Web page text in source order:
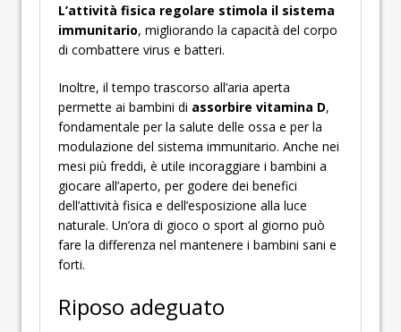
L’attività fisica regolare stimola il sistema
immunitario, migliorando la capacità del corpo
di combattere virus e batteri.
Inoltre, il tempo trascorso all’aria aperta
permette ai bambini di assorbire vitamina D,
fondamentale per la salute delle ossa e per la
modulazione del sistema immunitario. Anche nei
mesi più freddi, è utile incoraggiare i bambini a
giocare all’aperto, per godere dei benefici
dell’attività fisica e dell’esposizione alla luce
naturale. Un’ora di gioco o sport al giorno può
fare la differenza nel mantenere i bambini sani e
forti.
Riposo adeguato